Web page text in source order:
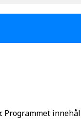
Programmet